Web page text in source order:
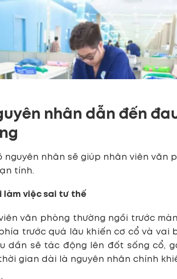
nhân dẫn đến
nguyên nhân sẽ giúp nhân viên văn
tính.
làm việc sai tư thế
văn phòng thường ngồi trước
trước quá lâu khiến cơ cổ và vai
dần sẽ tác động lên đốt sống cổ,
gian dài là nguyên nhân chính